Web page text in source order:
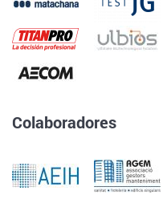
Colaboradores